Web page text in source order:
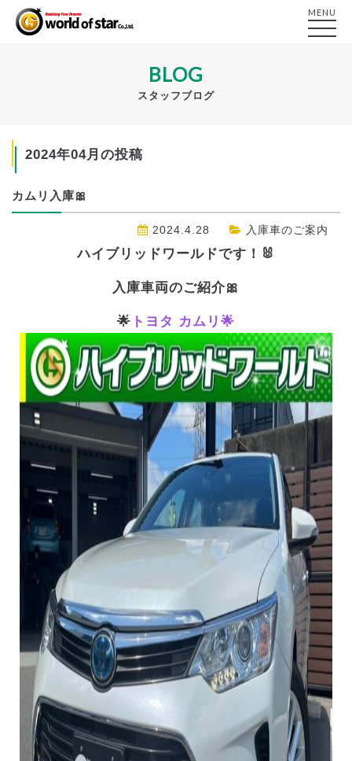
MENU
BLOG
スタッフブログ
2024年04月の投稿
カムリ入庫🎀
2024.4.28 入庫車のご案内
ハイブリッドワールドです！🐰
入庫車両のご紹介🎀
🌟 トヨタ カムリ🌟